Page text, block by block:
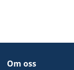
Om oss